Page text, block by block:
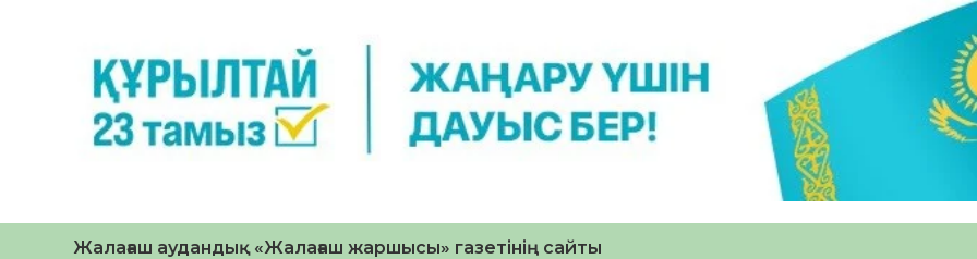
Жалағаш аудандық «Жалағаш жаршысы» газетінің сайты